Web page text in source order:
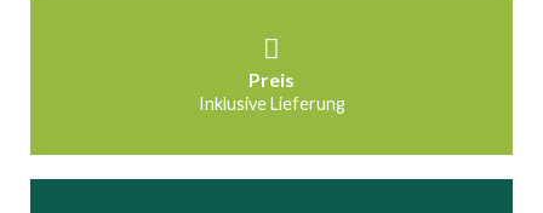
Preis
Inklusive Lieferung